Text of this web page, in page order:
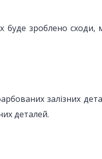
буде зроблено
залізних
деталей.